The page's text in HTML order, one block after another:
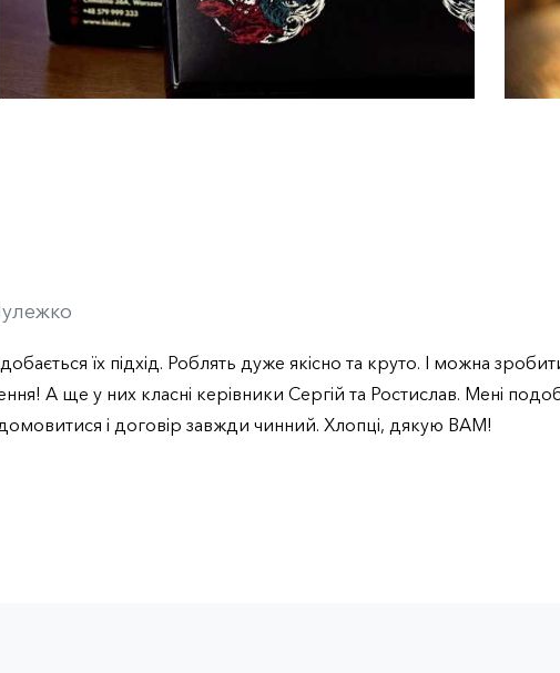
їх підхід. Роблять дуже якісно та круто. І можна
А ще у них класні керівники Сергій та Ростислав. Мені
і договір завжди чинний. Хлопці, дякую ВАМ!